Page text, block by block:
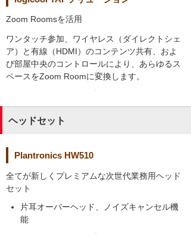
Zoom Roomsを活用
ワンタッチ参加、ワイヤレス（ダイレクトシェ
ア）と有線（HDMI）のコンテンツ共有、およ
び部屋中央のコントロールにより、あらゆるス
ペースをZoom Roomに変換します。
ヘッドセット
Plantronics HW510
全てが新しくプレミアムな次世代業務用ヘッド
セット
片耳オーバーヘッド、ノイズキャンセル機
能